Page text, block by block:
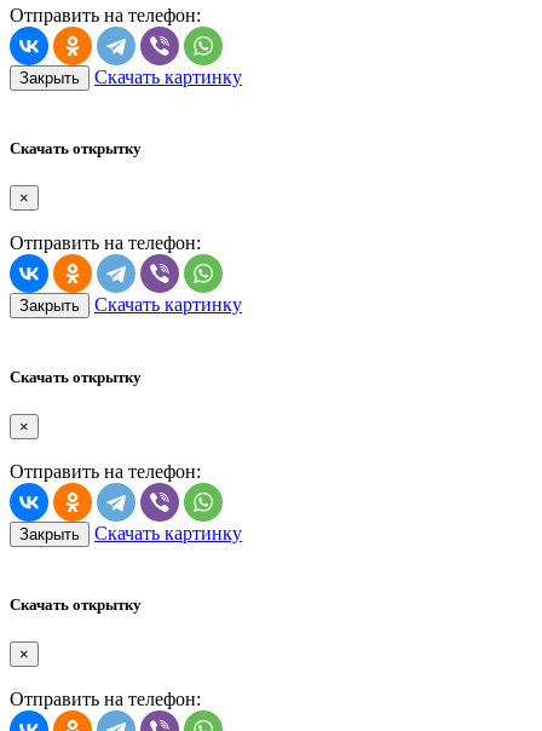
Отправить на телефон:
Закрыть Скачать картинку
Скачать открытку
×
Отправить на телефон:
Закрыть Скачать картинку
Скачать открытку
×
Отправить на телефон:
Закрыть Скачать картинку
Скачать открытку
×
Отправить на телефон: